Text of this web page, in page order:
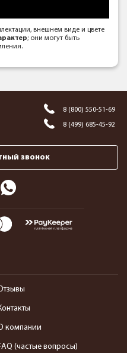
внешнем виде и цвете
; они могут быть
8 (800) 550-51-69
8 (499) 685-45-92
звонок
компании
(частые вопросы)